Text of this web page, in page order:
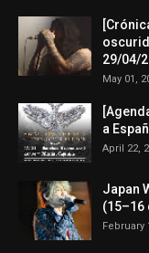
29/04/
May 01,
a
April 22,
Japan
(15–16
February